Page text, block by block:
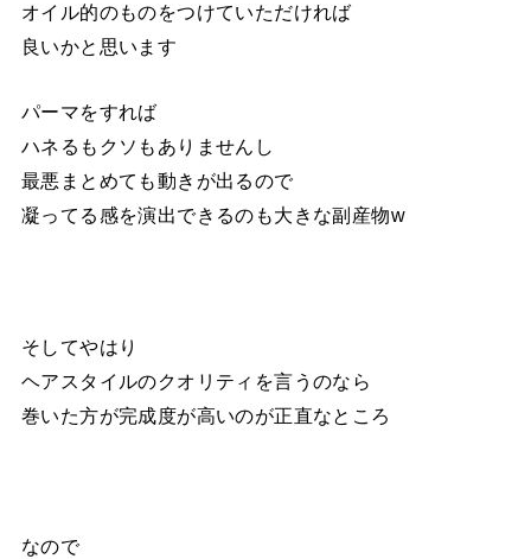
オイル的のものをつけていただければ
良いかと思います
パーマをすれば
ハネるもクソもありませんし
最悪まとめても動きが出るので
凝ってる感を演出できるのも大きな副産物w
そしてやはり
ヘアスタイルのクオリティを言うのなら
巻いた方が完成度が高いのが正直なところ
なので